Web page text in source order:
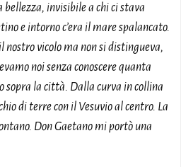
invisibile a chi ci stava
e intorno c’era il mare spalancato.
nostro vicolo ma non si distingueva,
noi senza conoscere quanta
sopra la città. Dalla curva in collina
di terre con il Vesuvio al centro. La
Don Gaetano mi portò una